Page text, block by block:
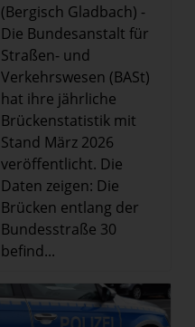
(Bergisch Gladbach) -
Die Bundesanstalt für
Straßen- und
Verkehrswesen (BASt)
hat ihre jährliche
Brückenstatistik mit
Stand März 2026
veröffentlicht. Die
Daten zeigen: Die
Brücken entlang der
Bundesstraße 30
befind...